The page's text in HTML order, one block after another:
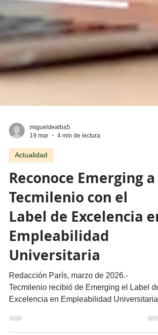
19 mar
Reconoce Emerging a
Tecmilenio con el
Label de Excelencia en
Empleabilidad
Universitaria
Redacción París, marzo de 2026.-
Tecmilenio recibió de Emerging el Label de
Excelencia en Empleabilidad Universitaria